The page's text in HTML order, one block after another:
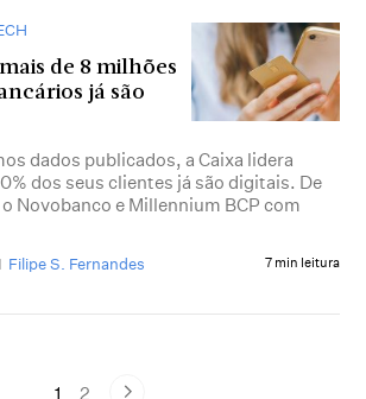
de 8 milhões
já são
dados publicados, a Caixa lidera
dos seus clientes já são digitais. De
Novobanco e Millennium BCP com
Filipe S. Fernandes 7 min leitura
1 2